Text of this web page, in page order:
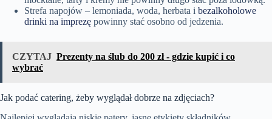
Strefa napojów – lemoniada, woda, herbata i bezalkoholowe
drinki na imprezę powinny stać osobno od jedzenia.
CZYTAJ Prezenty na ślub do 200 zł - gdzie kupić i co
wybrać
Jak podać catering, żeby wyglądał dobrze na zdjęciach?